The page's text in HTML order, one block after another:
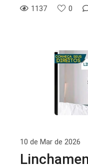
1137 0
10 de Mar de 2026